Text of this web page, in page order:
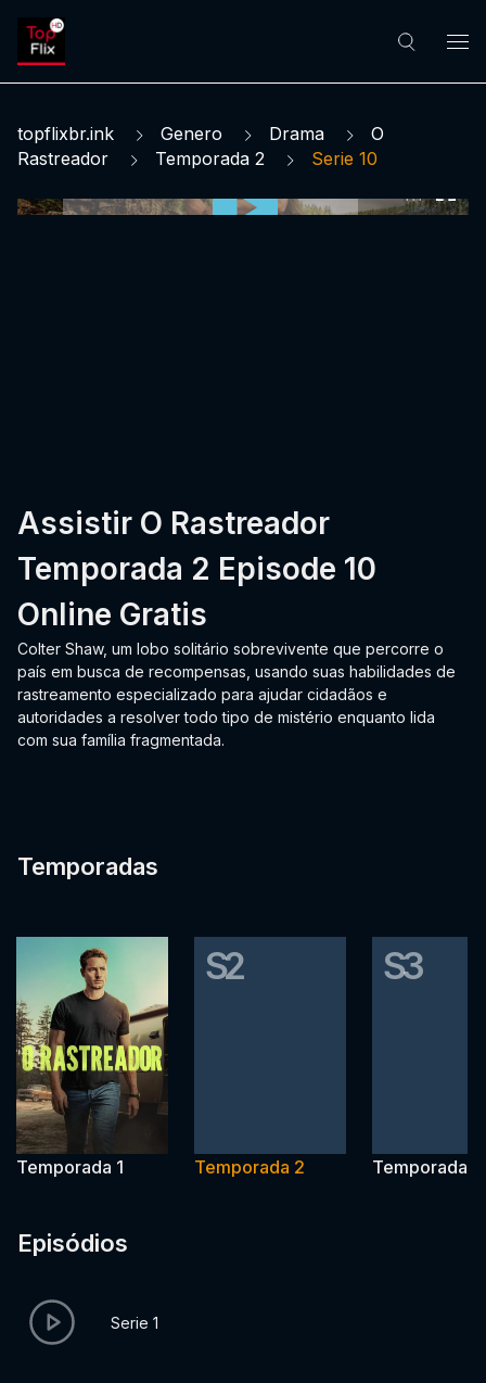
topflixbr.ink Genero Drama
O
Rastreador
Temporada 2 Serie 10
Assistir O Rastreador
Temporada 2 Episode 10
Online Gratis
Colter Shaw, um lobo solitário sobrevivente que percorre o
país em busca de recompensas, usando suas habilidades de
rastreamento especializado para ajudar cidadãos e
autoridades a resolver todo tipo de mistério enquanto lida
com sua família fragmentada.
Temporadas
Temporada 1
S2
Temporada 2
S3
Temporada 3
Episódios
Serie 1